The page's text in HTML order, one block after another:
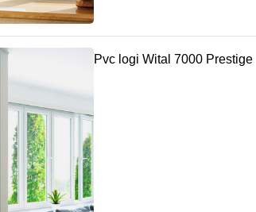
Pvc logi Wital 7000 Prestige